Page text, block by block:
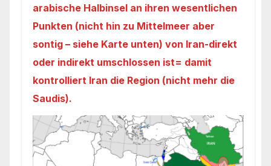
arabische Halbinsel an ihren wesentlichen
Punkten (nicht hin zu Mittelmeer aber
sontig – siehe Karte unten) von Iran-direkt
oder indirekt umschlossen ist= damit
kontrolliert Iran die Region (nicht mehr die
Saudis).